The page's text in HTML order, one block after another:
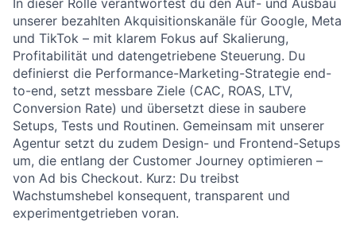
In dieser Rolle verantwortest du den Auf- und Ausbau
unserer bezahlten Akquisitionskanäle für Google, Meta
und TikTok – mit klarem Fokus auf Skalierung,
Profitabilität und datengetriebene Steuerung. Du
definierst die Performance-Marketing-Strategie end-
to-end, setzt messbare Ziele (CAC, ROAS, LTV,
Conversion Rate) und übersetzt diese in saubere
Setups, Tests und Routinen. Gemeinsam mit unserer
Agentur setzt du zudem Design- und Frontend-Setups
um, die entlang der Customer Journey optimieren –
von Ad bis Checkout. Kurz: Du treibst
Wachstumshebel konsequent, transparent und
experimentgetrieben voran.